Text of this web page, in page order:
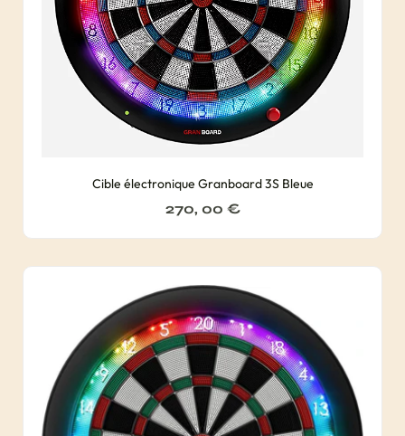
Cible électronique Granboard 3S Bleue
270, 00 €